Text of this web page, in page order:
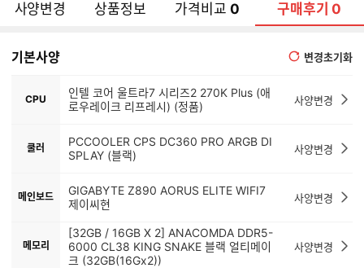
사양변경 상품정보 가격비교0 구매후기 0
기본사양 변경초기화
CPU
인텔 코어 울트라7 시리즈2 270K Plus (애
로우레이크 리프레시) (정품)
사양변경
쿨러
PCCOOLER CPS DC360 PRO ARGB DI
SPLAY (블랙)
사양변경
메인보드
GIGABYTE Z890 AORUS ELITE WIFI7
제이씨현
사양변경
메모리
[32GB / 16GB X 2] ANACOMDA DDR5-
6000 CL38 KING SNAKE 블랙 얼티메이
크 (32GB(16Gx2))
사양변경